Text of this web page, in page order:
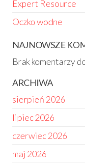
Expert Resource
Oczko wodne
NAJNOWSZE
Brak komentarzy
ARCHIWA
sierpień 2026
lipiec 2026
czerwiec 2026
maj 2026